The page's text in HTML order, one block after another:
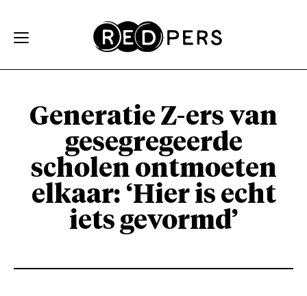
Generatie Z-ers van
gesegregeerde
scholen ontmoeten
elkaar: ‘Hier is echt
iets gevormd’